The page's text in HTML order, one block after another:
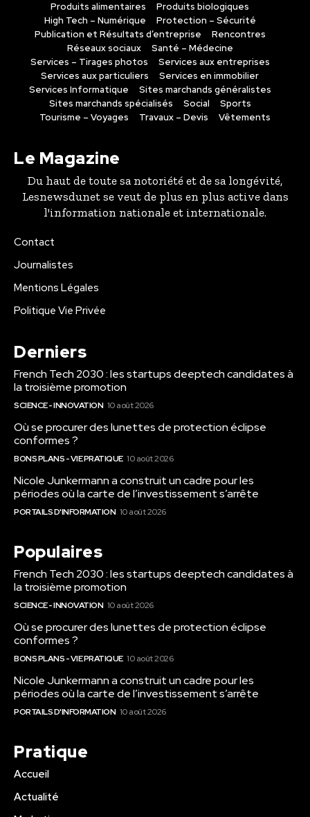
Produits alimentaires
Produits biologiques
High Tech – Numérique
Protection – Sécurité
Publication et Résultats d’entreprise
Rencontres
Réseaux sociaux
Santé – Médecine
Services – Tirages photos
Services aux entreprises
Services aux particuliers
Services en immobilier
Services Informatique
Sites marchands généralistes
Sites marchands spécialisés
Social
Sports
Tourisme – Voyages
Travaux – Devis Vêtements
Le Magazine
Du haut de toute sa notoriété et de sa longévité,
Lesnewsdunet se veut de plus en plus active dans
l'information nationale et internationale.
Contact
Journalistes
Mentions Légales
Politique Vie Privée
Derniers
French Tech 2030 : les startups deeptech candidates à
la troisième promotion
SCIENCE - INNOVATION 10 août 2026
Où se procurer des lunettes de protection éclipse
conformes ?
BONS PLANS - VIE PRATIQUE 10 août 2026
Nicole Junkermann a construit un cadre pour les
périodes où la carte de l’investissement s’arrête
PORTAILS D'INFORMATION 10 août 2026
Populaires
French Tech 2030 : les startups deeptech candidates à
la troisième promotion
SCIENCE - INNOVATION 10 août 2026
Où se procurer des lunettes de protection éclipse
conformes ?
BONS PLANS - VIE PRATIQUE 10 août 2026
Nicole Junkermann a construit un cadre pour les
périodes où la carte de l’investissement s’arrête
PORTAILS D'INFORMATION 10 août 2026
Pratique
Accueil
Actualité